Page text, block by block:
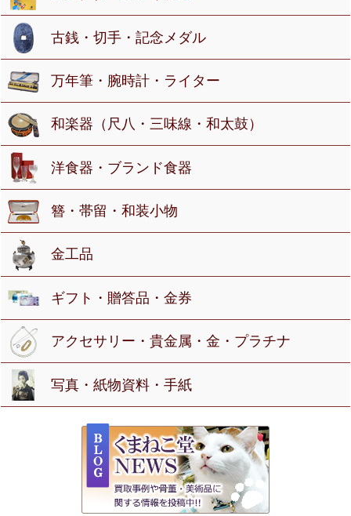
古銭・切手・記念メダル
万年筆・腕時計・ライター
和楽器（尺八・三味線・和太鼓）
洋食器・ブランド食器
簪・帯留・和装小物
金工品
ギフト・贈答品・金券
アクセサリー・貴金属・金・プラチナ
写真・紙物資料・手紙